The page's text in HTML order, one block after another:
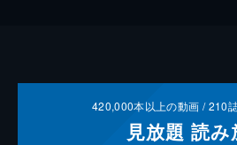
420,000本以上の動画 /210
見放題 読み